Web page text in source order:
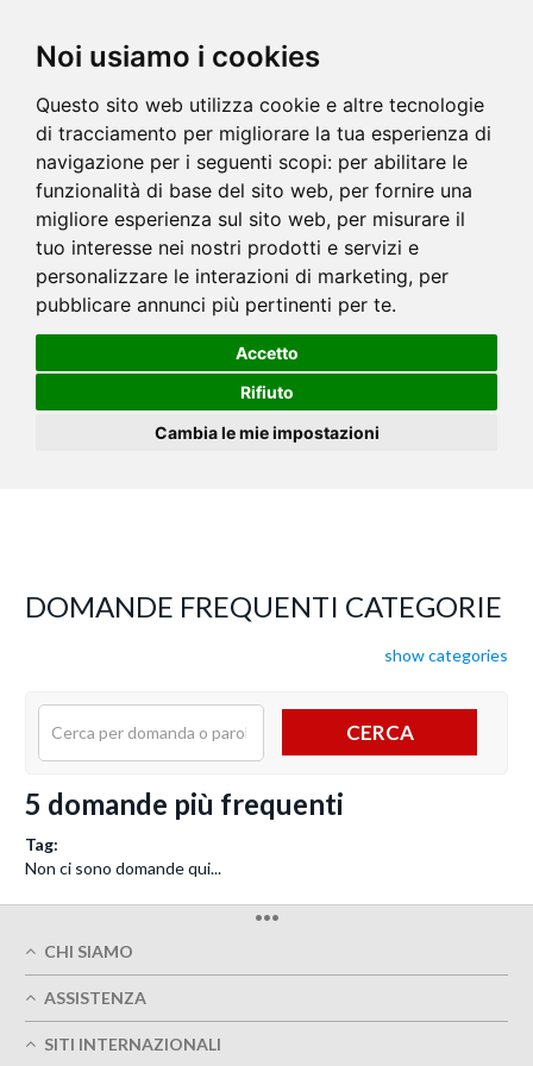
Noi usiamo i cookies
Questo sito web utilizza cookie e altre tecnologie
di tracciamento per migliorare la tua esperienza di
navigazione per i seguenti scopi: per abilitare le
funzionalità di base del sito web, per fornire una
migliore esperienza sul sito web, per misurare il
tuo interesse nei nostri prodotti e servizi e
personalizzare le interazioni di marketing, per
pubblicare annunci più pertinenti per te.
Accetto
Rifiuto
Cambia le mie impostazioni
DOMANDE FREQUENTI CATEGORIE
show categories
CERCA
5 domande più frequenti
Tag:
Non ci sono domande qui...
•••
CHI SIAMO
Consegne puntuali
ASSISTENZA
SITI INTERNAZIONALI